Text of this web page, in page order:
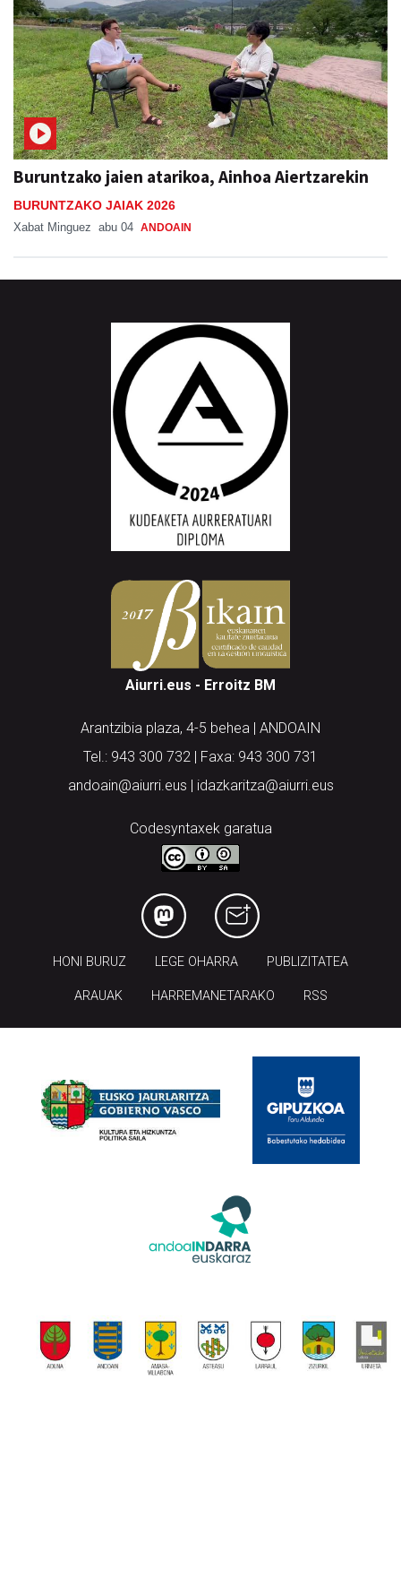
Buruntzako jaien atarikoa, Ainhoa Aiertzarekin
BURUNTZAKO JAIAK 2026
Xabat Minguez abu 04 ANDOAIN
Aiurri.eus - Erroitz BM
Arantzibia plaza, 4-5 behea | ANDOAIN
Tel.: 943 300 732 | Faxa: 943 300 731
andoain@aiurri.eus | idazkaritza@aiurri.eus
Codesyntaxek garatua
HONI BURUZ LEGE OHARRA PUBLIZITATEA
ARAUAK HARREMANETARAKO RSS